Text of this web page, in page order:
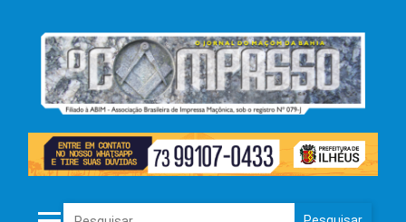
Pesquisar por: